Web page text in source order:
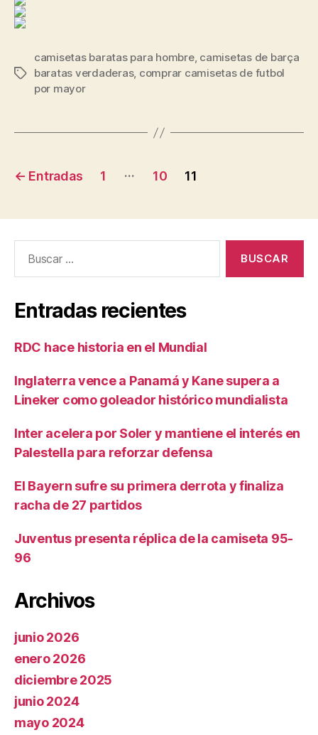
Etiquetas
camisetas baratas para hombre, camisetas de barça
baratas verdaderas, comprar camisetas de futbol
por mayor
Navegación
entradas
← Entradas 1 … 10 11
Entradas recientes
RDC hace historia en el Mundial
Inglaterra vence a Panamá y Kane supera a
Lineker como goleador histórico mundialista
Inter acelera por Soler y mantiene el interés en
Palestella para reforzar defensa
El Bayern sufre su primera derrota y finaliza
racha de 27 partidos
Juventus presenta réplica de la camiseta 95-
96
Archivos
junio 2026
enero 2026
diciembre 2025
junio 2024
mayo 2024